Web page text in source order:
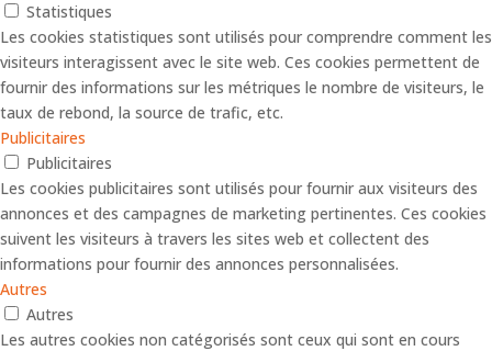
Statistiques
Les cookies statistiques sont utilisés pour comprendre comment les
visiteurs interagissent avec le site web. Ces cookies permettent de
fournir des informations sur les métriques le nombre de visiteurs, le
taux de rebond, la source de trafic, etc.
Publicitaires
Publicitaires
Les cookies publicitaires sont utilisés pour fournir aux visiteurs des
annonces et des campagnes de marketing pertinentes. Ces cookies
suivent les visiteurs à travers les sites web et collectent des
informations pour fournir des annonces personnalisées.
Autres
Autres
Les autres cookies non catégorisés sont ceux qui sont en cours